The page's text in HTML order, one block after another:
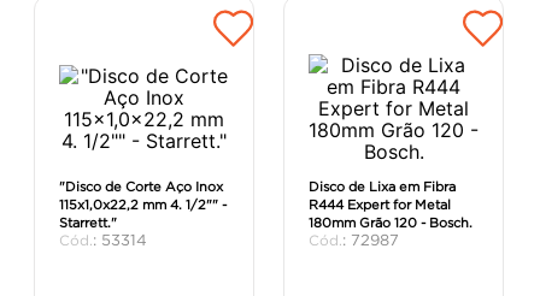
"Disco de Corte Aço Inox
115x1,0x22,2 mm 4. 1/2"" -
Starrett."
: 53314
Disco de Lixa em Fibra
R444 Expert for Metal
180mm Grão 120 - Bosch.
: 72987
massa corrida
chuveiro
argamassa
º porta